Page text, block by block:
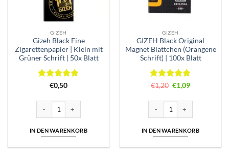
GIZEH
Gizeh Black Fine
Zigarettenpapier | Klein mit
Grüner Schrift | 50x Blatt
Bewertet
5
€0,50
Gizeh Black Fine Zigarettenpapier | Klein mit Grüner Schrift | 50x Blatt
IN DEN WARENKORB
GIZEH
GIZEH Black Original
Magnet Blättchen (Orangene
Schrift) | 100x Blatt
Bewertet
5
€1,20 Ursprünglicher
Preis
€1,09Aktueller
GIZEH Black Original
IN DEN WARENKORB